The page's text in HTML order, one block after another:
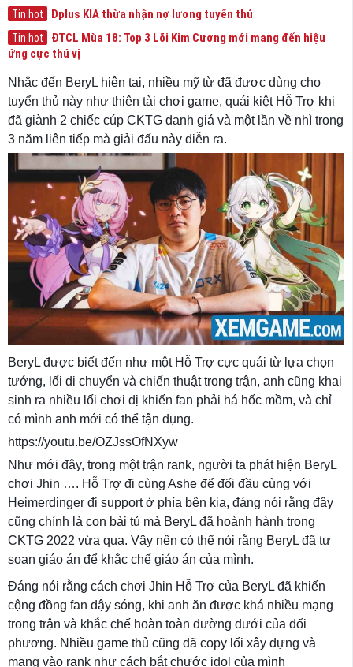
Tin hot Dplus KIA thừa nhận nợ lương tuyển thủ
Tin hot
ĐTCL Mùa 18: Top 3 Lõi Kim Cương mới mang đến hiệu
ứng cực thú vị
Nhắc đến BeryL hiện tại, nhiều mỹ từ đã được dùng cho
tuyển thủ này như thiên tài chơi game, quái kiệt Hỗ Trợ khi
đã giành 2 chiếc cúp CKTG danh giá và một lần về nhì trong
3 năm liên tiếp mà giải đấu này diễn ra.
BeryL được biết đến như một Hỗ Trợ cực quái từ lựa chọn
tướng, lối di chuyển và chiến thuật trong trận, anh cũng khai
sinh ra nhiều lối chơi dị khiến fan phải há hốc mồm, và chỉ
có mình anh mới có thể tận dụng.
https://youtu.be/OZJssOfNXyw
Như mới đây, trong một trận rank, người ta phát hiện BeryL
chơi Jhin …. Hỗ Trợ đi cùng Ashe để đối đầu cùng với
Heimerdinger đi support ở phía bên kia, đáng nói rằng đây
cũng chính là con bài tủ mà BeryL đã hoành hành trong
CKTG 2022 vừa qua. Vậy nên có thể nói rằng BeryL đã tự
soạn giáo án để khắc chế giáo án của mình.
Đáng nói rằng cách chơi Jhin Hỗ Trợ của BeryL đã khiến
cộng đồng fan dậy sóng, khi anh ăn được khá nhiều mạng
trong trận và khắc chế hoàn toàn đường dưới của đối
phương. Nhiều game thủ cũng đã copy lối xây dựng và
mang vào rank như cách bắt chước idol của mình